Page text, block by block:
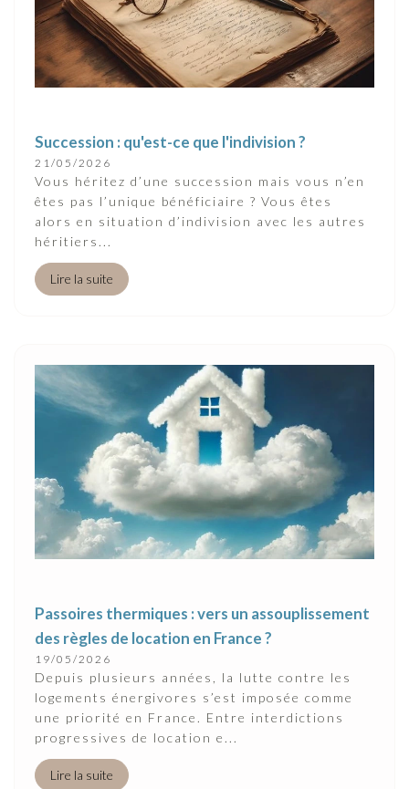
Succession : qu'est-ce que l'indivision ?
21/05/2026
Vous héritez d’une succession mais vous n’en
êtes pas l’unique bénéficiaire ? Vous êtes
alors en situation d’indivision avec les autres
héritiers...
Lire la suite
Passoires thermiques : vers un assouplissement
des règles de location en France ?
19/05/2026
Depuis plusieurs années, la lutte contre les
logements énergivores s’est imposée comme
une priorité en France. Entre interdictions
progressives de location e...
Lire la suite